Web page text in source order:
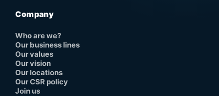
Company
Who are we?
Our business lines
Our values
Our vision
Our locations
Our CSR policy
Join us